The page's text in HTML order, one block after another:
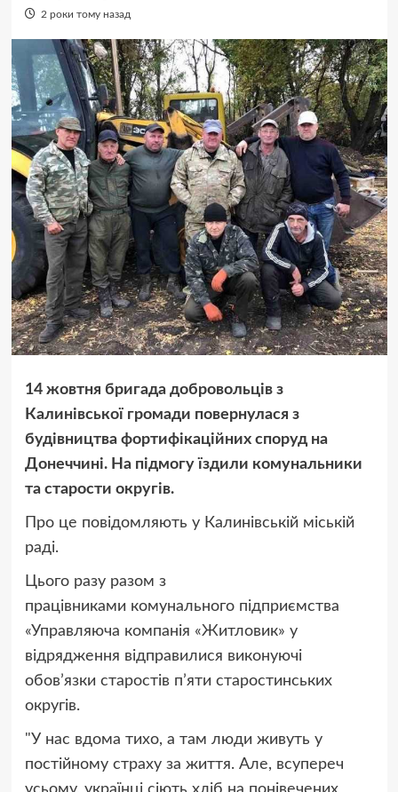
2 роки тому назад
14 жовтня бригада добровольців з
Калинівської громади повернулася з
будівництва фортифікаційних споруд на
Донеччині. На підмогу їздили комунальники
та старости округів.
Про це повідомляють у Калинівській міській
раді.
Цього разу разом з
працівниками комунального підприємства
«Управляюча компанія «Житловик» у
відрядження відправилися виконуючі
обов’язки старостів п’яти старостинських
округів.
"У нас вдома тихо, а там люди живуть у
постійному страху за життя. Але, всупереч